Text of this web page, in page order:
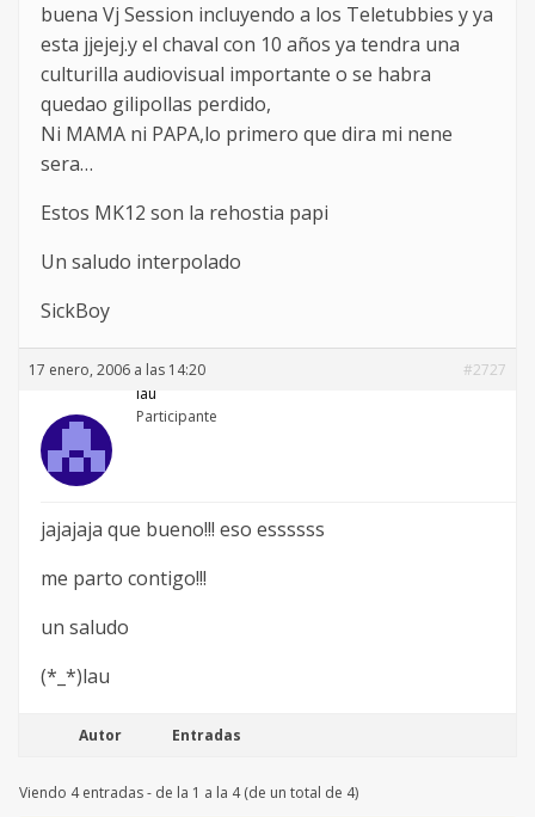
buena Vj Session incluyendo a los Teletubbies y ya
esta jjejej.y el chaval con 10 años ya tendra una
culturilla audiovisual importante o se habra
quedao gilipollas perdido,
Ni MAMA ni PAPA,lo primero que dira mi nene
sera…
Estos MK12 son la rehostia papi
Un saludo interpolado
SickBoy
17 enero, 2006 a las 14:20
#2727
lau
Participante
jajajaja que bueno!!! eso essssss
me parto contigo!!!
un saludo
(*_*)lau
Autor Entradas
Viendo 4 entradas - de la 1 a la 4 (de un total de 4)